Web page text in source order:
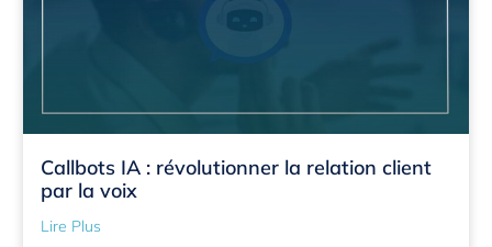
Callbots IA : révolutionner la relation client
par la voix
Lire Plus